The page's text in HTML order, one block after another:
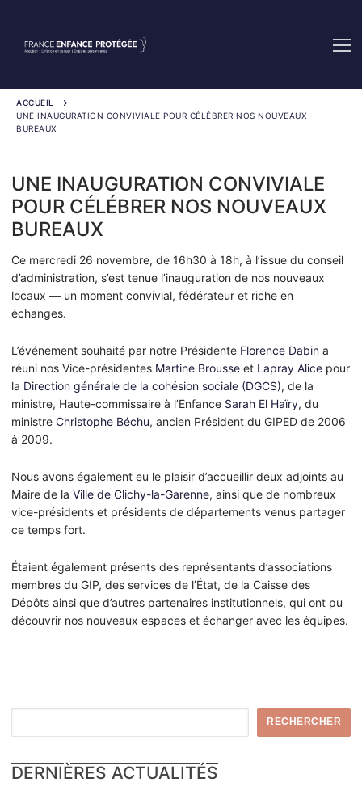
contenu
ACCUEIL
UNE INAUGURATION CONVIVIALE POUR CÉLÉBRER NOS NOUVEAUX
BUREAUX
UNE INAUGURATION CONVIVIALE
POUR CÉLÉBRER NOS NOUVEAUX
BUREAUX
Ce mercredi 26 novembre, de 16h30 à 18h, à l’issue du conseil
d’administration, s’est tenue l’inauguration de nos nouveaux
locaux — un moment convivial, fédérateur et riche en
échanges.
L’événement souhaité par notre Présidente Florence Dabin a
réuni nos Vice-présidentes Martine Brousse et Lapray Alice pour
la Direction générale de la cohésion sociale (DGCS), de la
ministre, Haute-commissaire à l’Enfance Sarah El Haïry, du
ministre Christophe Béchu, ancien Président du GIPED de 2006
à 2009.
Nous avons également eu le plaisir d’accueillir deux adjoints au
Maire de la Ville de Clichy-la-Garenne, ainsi que de nombreux
vice-présidents et présidents de départements venus partager
ce temps fort.
Étaient également présents des représentants d’associations
membres du GIP, des services de l’État, de la Caisse des
Dépôts ainsi que d’autres partenaires institutionnels, qui ont pu
découvrir nos nouveaux espaces et échanger avec les équipes.
RECHERCHER
DERNIÈRES ACTUALITÉS